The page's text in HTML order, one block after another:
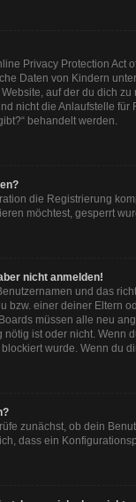
Privacy Protection
Daten von Kindern
auf der du dich
nicht die Anlaufstelle
behandelt werden.
die Registrierung
möchtest, gesperrt
nicht anmelden!
und das
bzw. einer deiner Eltern
müssen alle neu
ist oder nicht.
wurde. Wenn du
zunächst, ob dein
dass ein